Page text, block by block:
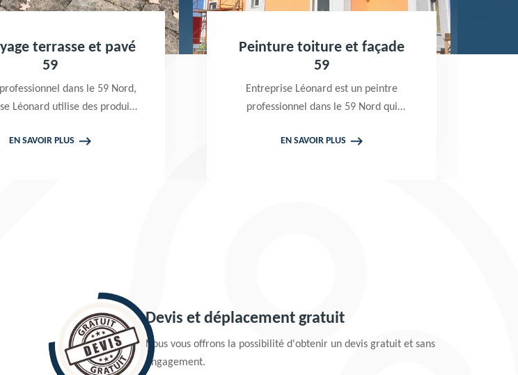
terrasse et pavé
59
dans le 59 Nord,
Léonard utilise des produits
et pavé. Propose un devis
EN SAVOIR PLUS
Peinture toiture et façade
59
Entreprise Léonard est un peintre
professionnel dans le 59 Nord qui
chez vous pour prendre en main vos
EN SAVOIR PLUS
Devis et déplacement gratuit
Nous vous offrons la possibilité d'obtenir un devis gratuit et sans
engagement.